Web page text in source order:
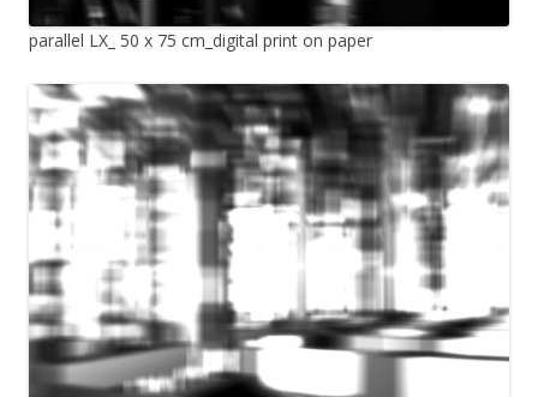
parallel LX_ 50 x 75 cm_digital print on paper